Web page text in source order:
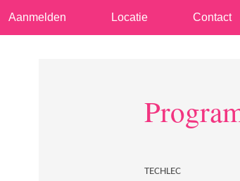
Aanmelden Locatie Contact
TECHLEC